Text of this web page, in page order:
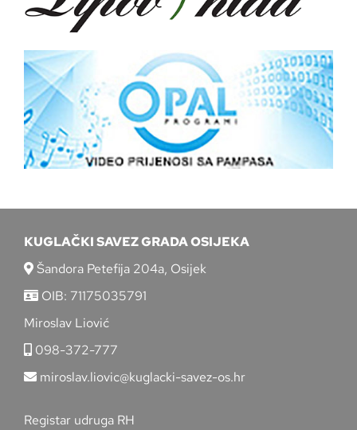
KUGLAČKI SAVEZ GRADA OSIJEKA
Šandora Petefija 204a, Osijek
OIB: 71175035791
Miroslav Liović
098-372-777
miroslav.liovic@kuglacki-savez-os.hr
Registar udruga RH